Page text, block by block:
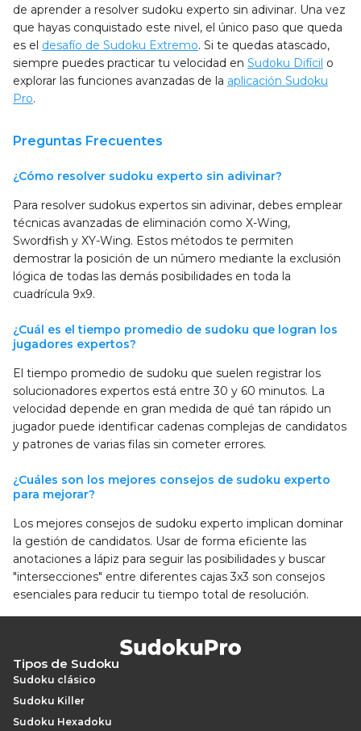
de aprender a resolver sudoku experto sin adivinar. Una vez
que hayas conquistado este nivel, el único paso que queda
es el desafío de Sudoku Extremo. Si te quedas atascado,
siempre puedes practicar tu velocidad en Sudoku Difícil o
explorar las funciones avanzadas de la aplicación Sudoku
Pro.
Preguntas Frecuentes
¿Cómo resolver sudoku experto sin adivinar?
Para resolver sudokus expertos sin adivinar, debes emplear
técnicas avanzadas de eliminación como X-Wing,
Swordfish y XY-Wing. Estos métodos te permiten
demostrar la posición de un número mediante la exclusión
lógica de todas las demás posibilidades en toda la
cuadrícula 9x9.
¿Cuál es el tiempo promedio de sudoku que logran los
jugadores expertos?
El tiempo promedio de sudoku que suelen registrar los
solucionadores expertos está entre 30 y 60 minutos. La
velocidad depende en gran medida de qué tan rápido un
jugador puede identificar cadenas complejas de candidatos
y patrones de varias filas sin cometer errores.
¿Cuáles son los mejores consejos de sudoku experto
para mejorar?
Los mejores consejos de sudoku experto implican dominar
la gestión de candidatos. Usar de forma eficiente las
anotaciones a lápiz para seguir las posibilidades y buscar
"intersecciones" entre diferentes cajas 3x3 son consejos
esenciales para reducir tu tiempo total de resolución.
Tipos de Sudoku
Sudoku clásico
Sudoku Killer
Sudoku Hexadoku